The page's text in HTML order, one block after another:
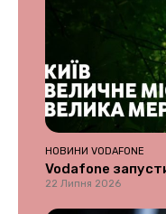
НОВИНИ VODAFONE
Vodafone
22 Липня 2026